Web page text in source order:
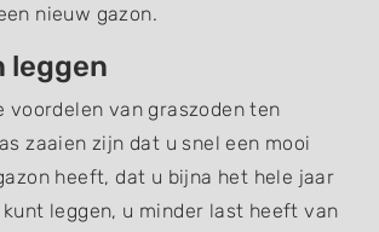
nieuw gazon.
leggen
voordelen van graszoden ten
zaaien zijn dat u snel een mooi
heeft, dat u bijna het hele jaar
leggen, u minder last heeft van